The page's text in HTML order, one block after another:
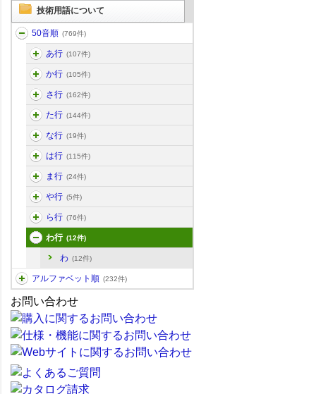
技術用語について
50音順 (769件)
あ行 (107件)
か行 (105件)
さ行 (162件)
た行 (144件)
な行 (19件)
は行 (115件)
ま行 (24件)
や行 (5件)
ら行 (76件)
わ行 (12件)
わ (12件)
アルファベット順 (232件)
お問い合わせ